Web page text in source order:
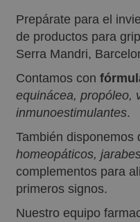
Prepárate para el
de productos para
Serra Mandri,
Contamos con
equinácea, propóleo,
inmunoestimulantes.
También disponemos
homeopáticos,
complementos para
primeros signos.
Nuestro equipo